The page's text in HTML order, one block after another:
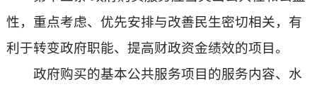
性，重点考虑、优先安排与改善民生密切相关，有
利于转变政府职能、提高财政资金绩效的项目。
政府购买的基本公共服务项目的服务内容、水